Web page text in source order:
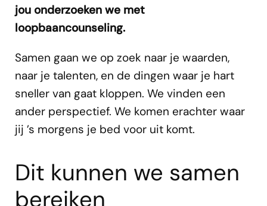
jou onderzoeken we met
loopbaancounseling.
Samen gaan we op zoek naar je waarden,
naar je talenten, en de dingen waar je hart
sneller van gaat kloppen. We vinden een
ander perspectief. We komen erachter waar
jij ’s morgens je bed voor uit komt.
Dit kunnen we samen
bereiken